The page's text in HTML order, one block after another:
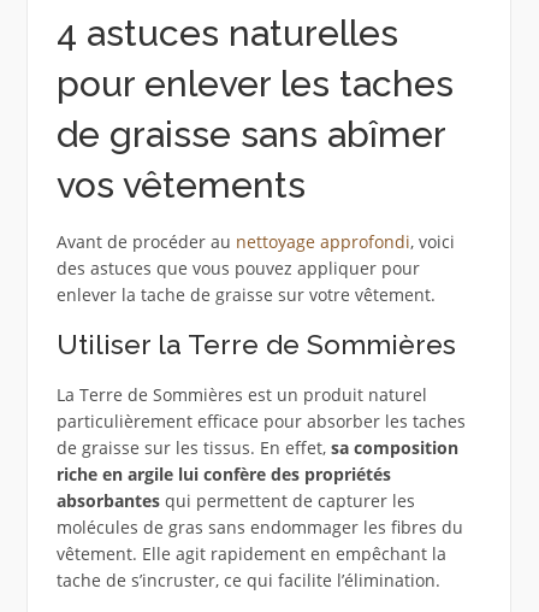
4 astuces naturelles
pour enlever les taches
de graisse sans abîmer
vos vêtements
Avant de procéder au nettoyage approfondi, voici
des astuces que vous pouvez appliquer pour
enlever la tache de graisse sur votre vêtement.
Utiliser la Terre de Sommières
La Terre de Sommières est un produit naturel
particulièrement efficace pour absorber les taches
de graisse sur les tissus. En effet,sa composition
riche en argile lui confère des propriétés
absorbantesqui permettent de capturer les
molécules de gras sans endommager les fibres du
vêtement. Elle agit rapidement en empêchant la
tache de s’incruster, ce qui facilite l’élimination.